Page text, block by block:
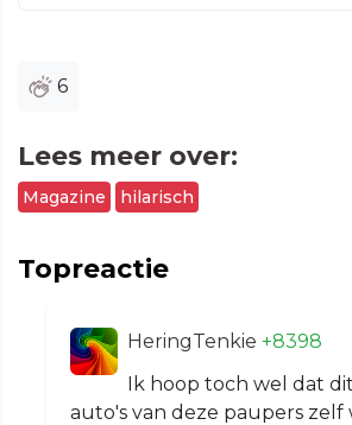
6
Lees meer over:
Magazine hilarisch
Topreactie
HeringTenkie +8398
Ik hoop toch wel dat
auto's van deze paupers zelf